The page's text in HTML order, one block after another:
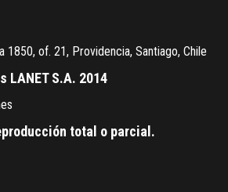
1850, of. 21, Providencia, Santiago, Chile
LANET S.A. 2014
total o parcial.